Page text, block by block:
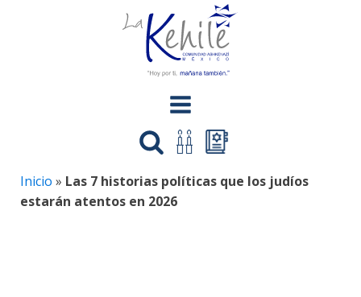
Inicio » Las 7 historias políticas que los judíos
estarán atentos en 2026